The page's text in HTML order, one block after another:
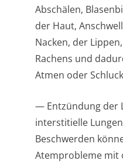
Abschälen,
der Haut,
Nacken, der
Rachens und
Atmen oder
— Entzündung der
interstitielle
Beschwerden
Atemprobleme mit